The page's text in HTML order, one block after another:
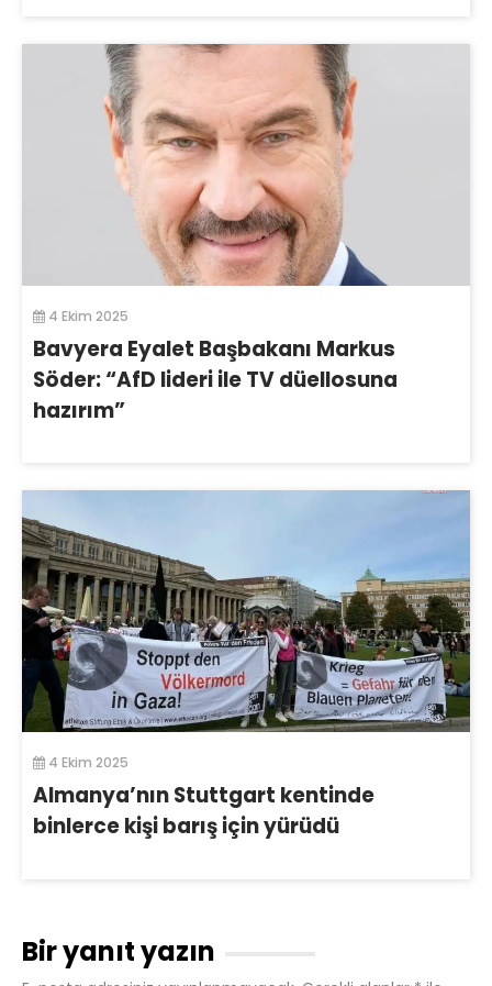
4 Ekim 2025
Bavyera Eyalet Başbakanı Markus
Söder: “AfD lideri ile TV düellosuna
hazırım”
4 Ekim 2025
Almanya’nın Stuttgart kentinde
binlerce kişi barış için yürüdü
Bir yanıt yazın